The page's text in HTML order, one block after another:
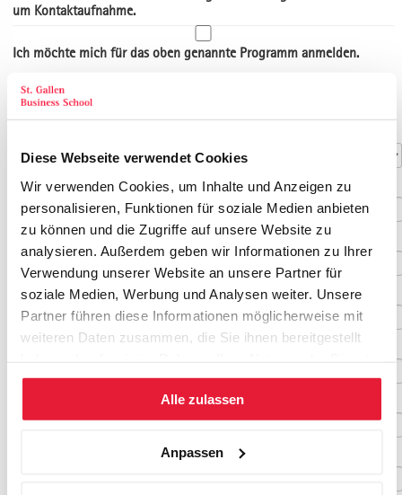
Diese Webseite verwendet Cookies
Wir verwenden Cookies, um Inhalte und Anzeigen zu
personalisieren, Funktionen für soziale Medien anbieten
zu können und die Zugriffe auf unsere Website zu
analysieren. Außerdem geben wir Informationen zu Ihrer
Verwendung unserer Website an unsere Partner für
soziale Medien, Werbung und Analysen weiter. Unsere
Partner führen diese Informationen möglicherweise mit
weiteren Daten zusammen, die Sie ihnen bereitgestellt
gesammelt haben.
Alle zulassen
Anpassen
um Kontaktaufnahme.
Ich möchte mich für das oben genannte Programm anmelden.
Art der Adresse
Kontaktdaten
Titel
Vorname*
Nachname*
Geburtsdatum